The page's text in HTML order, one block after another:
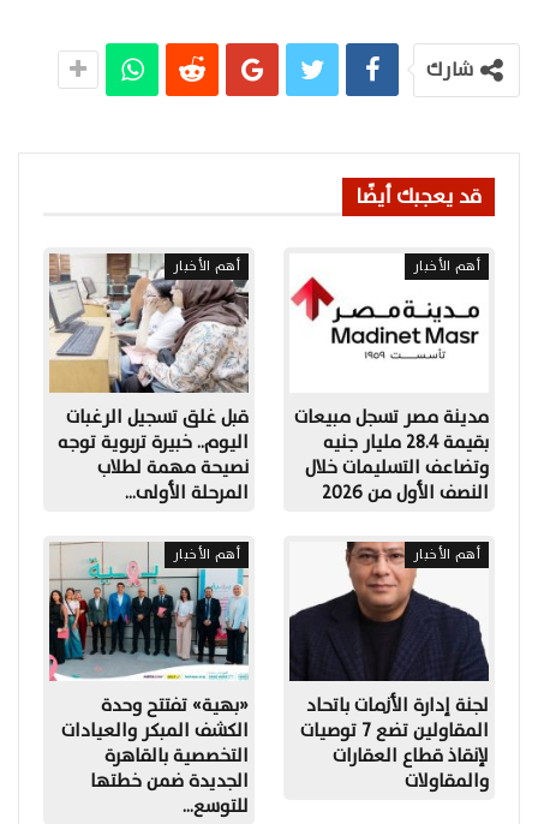
شارك
قد يعجبك أيضًا
أهم الأخبار
مدينة مصر تسجل مبيعات
بقيمة 28.4 مليار جنيه
وتضاعف التسليمات خلال
النصف الأول من 2026
أهم الأخبار
قبل غلق تسجيل الرغبات
اليوم.. خبيرة تربوية توجه
نصيحة مهمة لطلاب
المرحلة الأولى…
أهم الأخبار
لجنة إدارة الأزمات باتحاد
المقاولين تضع 7 توصيات
لإنقاذ قطاع العقارات
والمقاولات
أهم الأخبار
«بهية» تفتتح وحدة
الكشف المبكر والعيادات
التخصصية بالقاهرة
الجديدة ضمن خطتها
للتوسع…